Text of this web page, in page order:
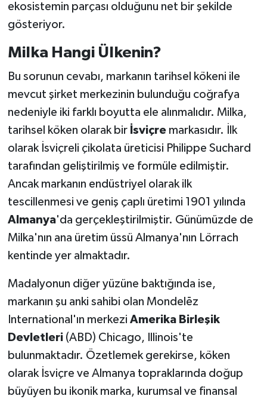
ekosistemin parçası olduğunu net bir şekilde
gösteriyor.
Milka Hangi Ülkenin?
Bu sorunun cevabı, markanın tarihsel kökeni ile
mevcut şirket merkezinin bulunduğu coğrafya
nedeniyle iki farklı boyutta ele alınmalıdır. Milka,
tarihsel köken olarak bir İsviçremarkasıdır. İlk
olarak İsviçreli çikolata üreticisi Philippe Suchard
tarafından geliştirilmiş ve formüle edilmiştir.
Ancak markanın endüstriyel olarak ilk
tescillenmesi ve geniş çaplı üretimi 1901 yılında
Almanya'da gerçekleştirilmiştir. Günümüzde de
Milka'nın ana üretim üssü Almanya'nın Lörrach
kentinde yer almaktadır.
Madalyonun diğer yüzüne baktığında ise,
markanın şu anki sahibi olan Mondelēz
International'ın merkezi Amerika Birleşik
Devletleri(ABD) Chicago, Illinois'te
bulunmaktadır. Özetlemek gerekirse, köken
olarak İsviçre ve Almanya topraklarında doğup
büyüyen bu ikonik marka, kurumsal ve finansal